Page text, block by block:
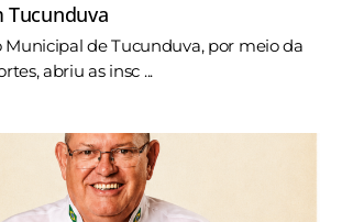
Tucunduva
de Tucunduva, por meio da
abriu as insc ...